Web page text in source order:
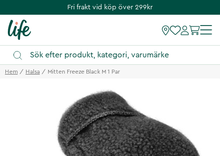
Fri frakt vid köp över 299kr
Hem Halsa Mitten Freeze Black M 1 Par